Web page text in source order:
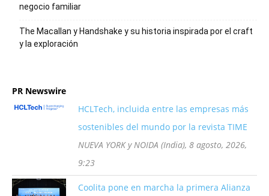
negocio familiar
The Macallan y Handshake y su historia inspirada por el craft
y la exploración
PR Newswire
HCLTech, incluida entre las empresas más
sostenibles del mundo por la revista TIME
NUEVA YORK y NOIDA (India), 8 agosto, 2026,
9:23
Coolita pone en marcha la primera Alianza